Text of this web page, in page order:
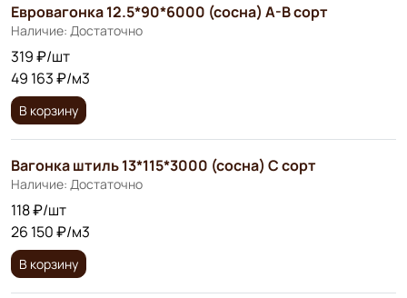
Евровагонка 12.5*90*6000 (сосна) А-В сорт
Наличие: Достаточно
319 ₽/шт
49 163 ₽/м3
В корзину
Вагонка штиль 13*115*3000 (сосна) С сорт
Наличие: Достаточно
118 ₽/шт
26 150 ₽/м3
В корзину